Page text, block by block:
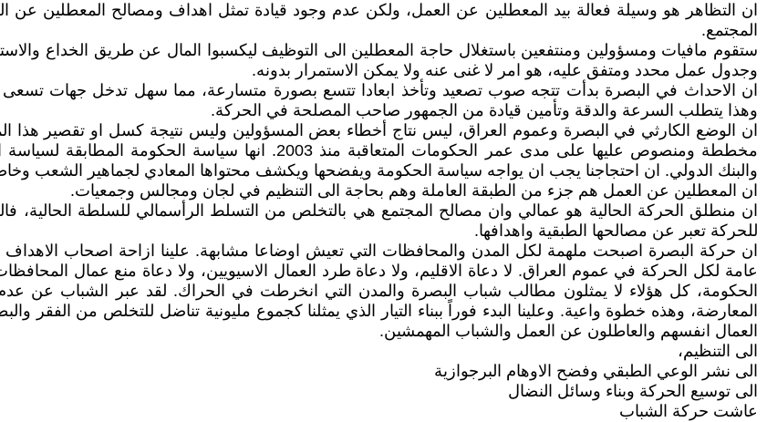
ان التظاهر هو وسيلة فعالة بيد المعطلين عن العمل، ولكن عدم وجود قيادة تمثل اهداف ومصالح المعطلين عن
المجتمع.
ستقوم مافيات ومسؤولين ومنتفعين باستغلال حاجة المعطلين الى التوظيف ليكسبوا المال عن طريق الخداع
وجدول عمل محدد ومتفق عليه، هو امر لا غنى عنه ولا يمكن الاستمرار بدونه.
ان الاحداث في البصرة بدأت تتجه صوب تصعيد وتأخذ ابعادا تتسع بصورة متسارعة، مما سهل تدخل جهات تسعى
وهذا يتطلب السرعة والدقة وتأمين قيادة من الجمهور صاحب المصلحة في الحركة.
ان الوضع الكارثي في البصرة وعموم العراق، ليس نتاج أخطاء بعض المسؤولين وليس نتيجة كسل او تقصير
مخططة ومنصوص عليها على مدى عمر الحكومات المتعاقبة منذ
والبنك الدولي. ان احتجاجنا يجب ان يواجه سياسة الحكومة ويفضحها ويكشف محتواها المعادي لجماهير الشعب
ان المعطلين عن العمل هم جزء من الطبقة العاملة وهم بحاجة الى التنظيم في لجان ومجالس وجمعيات.
ان منطلق الحركة الحالية هو عمالي وان مصالح المجتمع هي بالتخلص من التسلط الرأسمالي للسلطة الحالية،
للحركة تعبر عن مصالحها الطبقية واهدافها.
ان حركة البصرة اصبحت ملهمة لكل المدن والمحافظات التي تعيش اوضاعا مشابهة. علينا ازاحة اصحاب الاهداف
عامة لكل الحركة في عموم العراق. لا دعاة الاقليم، ولا دعاة طرد العمال الاسيويين، ولا دعاة منع عمال
الحكومة، كل هؤلاء لا يمثلون مطالب شباب البصرة والمدن التي انخرطت في الحراك. لقد عبر الشباب عن
المعارضة، وهذه خطوة واعية. وعلينا البدء فوراً ببناء التيار الذي يمثلنا كجموع مليونية تناضل للتخلص من الفقر
العمال انفسهم والعاطلون عن العمل والشباب المهمشين.
الى التنظيم،
الى نشر الوعي الطبقي وفضح الاوهام البرجوازية
الى توسيع الحركة وبناء وسائل النضال
عاشت حركة الشباب